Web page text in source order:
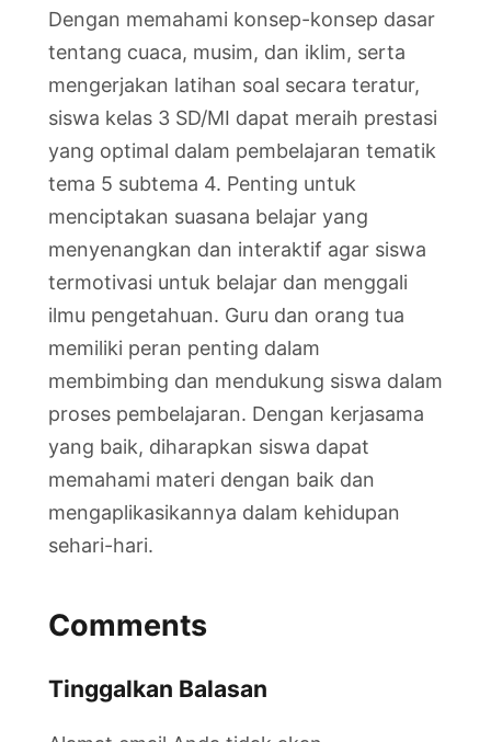
Dengan memahami konsep-konsep dasar
tentang cuaca, musim, dan iklim, serta
mengerjakan latihan soal secara teratur,
siswa kelas 3 SD/MI dapat meraih prestasi
yang optimal dalam pembelajaran tematik
tema 5 subtema 4. Penting untuk
menciptakan suasana belajar yang
menyenangkan dan interaktif agar siswa
termotivasi untuk belajar dan menggali
ilmu pengetahuan. Guru dan orang tua
memiliki peran penting dalam
membimbing dan mendukung siswa dalam
proses pembelajaran. Dengan kerjasama
yang baik, diharapkan siswa dapat
memahami materi dengan baik dan
mengaplikasikannya dalam kehidupan
sehari-hari.
Comments
Tinggalkan Balasan